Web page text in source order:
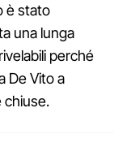
è stato
una lunga
perché
De Vito a
chiuse.